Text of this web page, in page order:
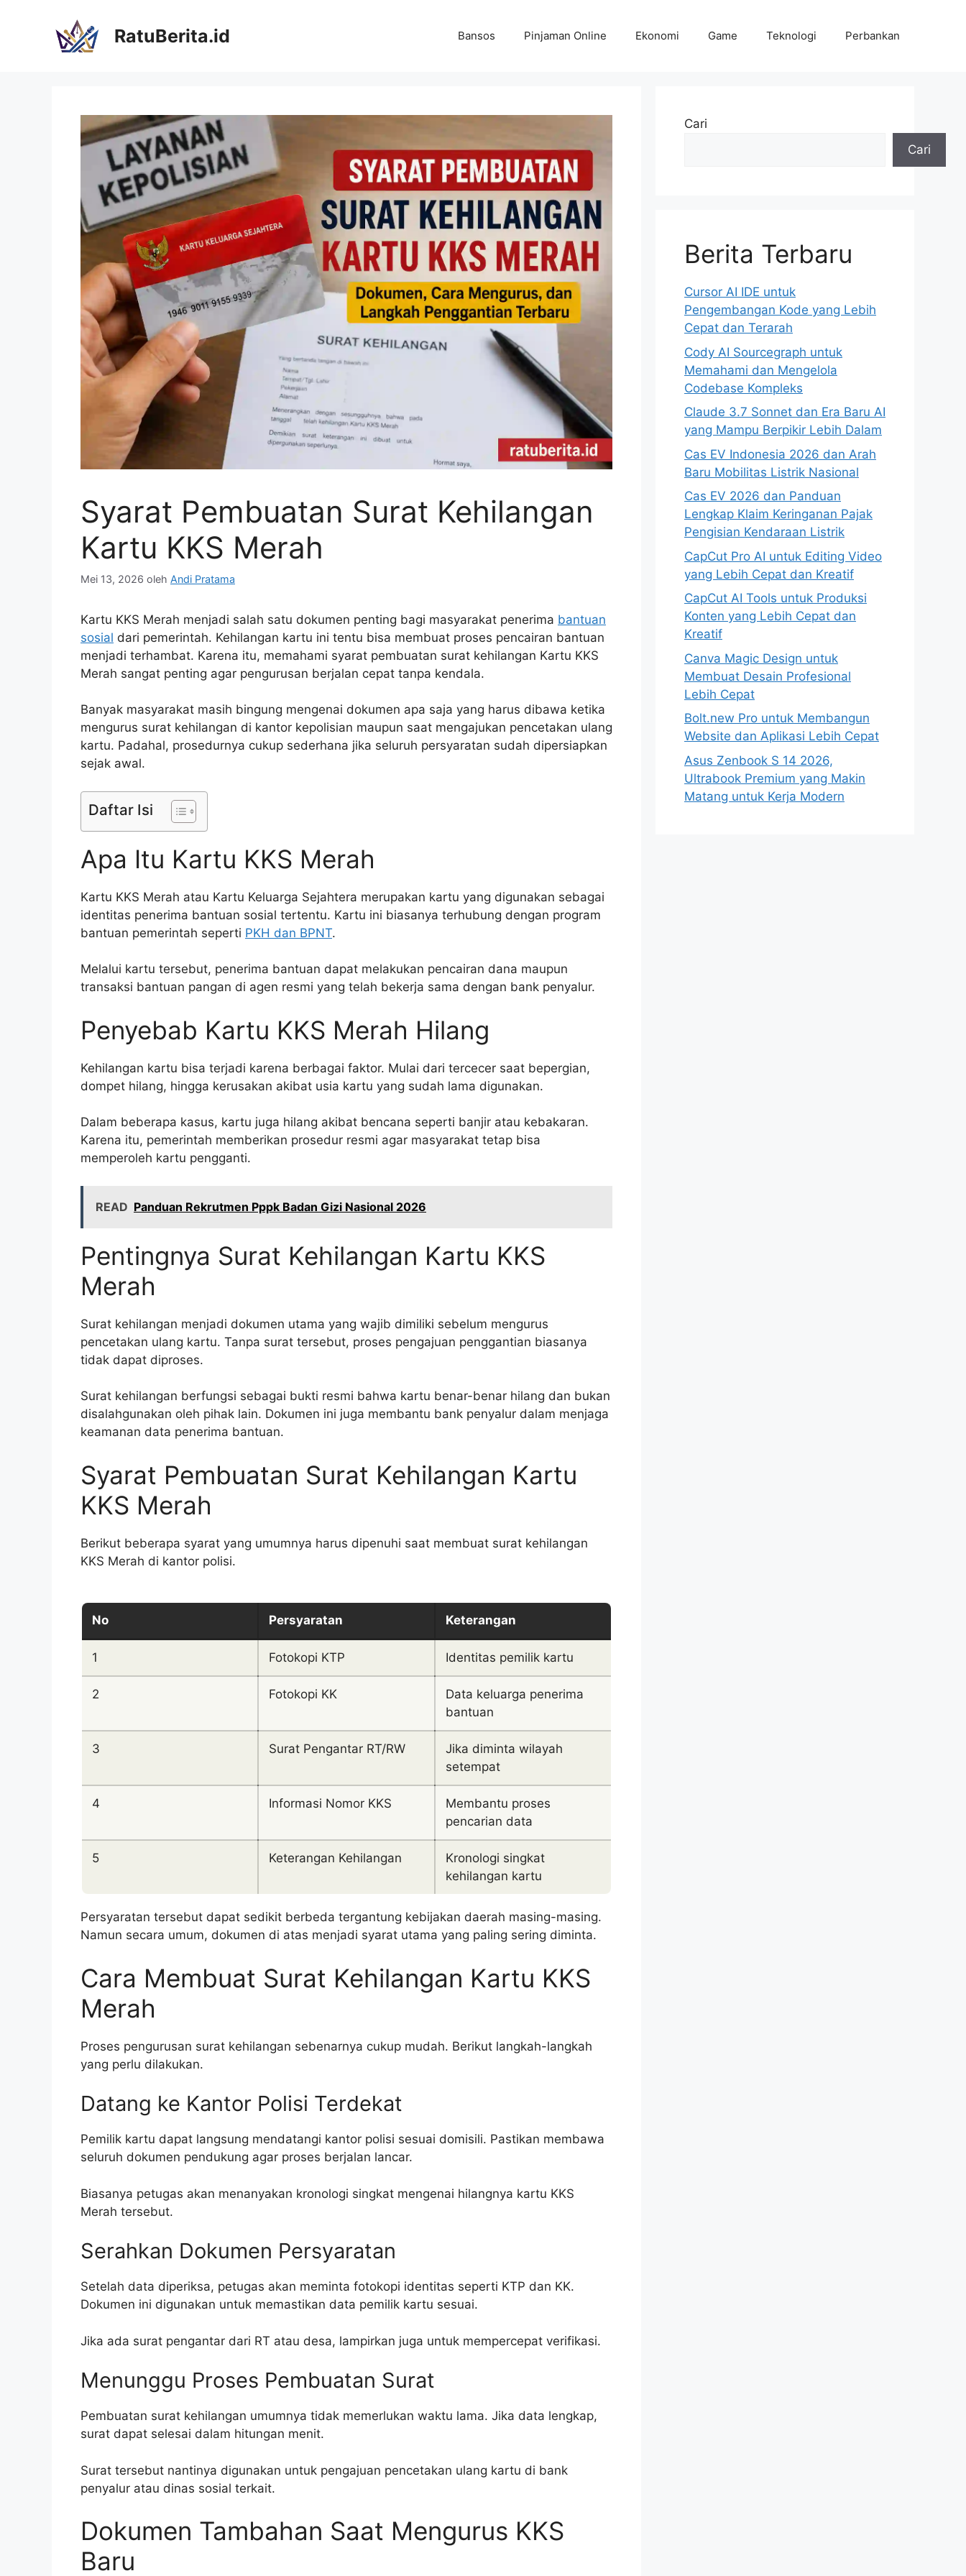
RatuBerita.id Bansos Pinjaman Online Ekonomi Game Teknologi Perbankan
Syarat Pembuatan Surat Kehilangan
Kartu KKS Merah
Mei 13, 2026 oleh Andi Pratama
Kartu KKS Merah menjadi salah satu dokumen penting bagi masyarakat penerima bantuan
sosial dari pemerintah. Kehilangan kartu ini tentu bisa membuat proses pencairan bantuan
menjadi terhambat. Karena itu, memahami syarat pembuatan surat kehilangan Kartu KKS
Merah sangat penting agar pengurusan berjalan cepat tanpa kendala.
Banyak masyarakat masih bingung mengenai dokumen apa saja yang harus dibawa ketika
mengurus surat kehilangan di kantor kepolisian maupun saat mengajukan pencetakan ulang
kartu. Padahal, prosedurnya cukup sederhana jika seluruh persyaratan sudah dipersiapkan
sejak awal.
Daftar Isi
Apa Itu Kartu KKS Merah
Kartu KKS Merah atau Kartu Keluarga Sejahtera merupakan kartu yang digunakan sebagai
identitas penerima bantuan sosial tertentu. Kartu ini biasanya terhubung dengan program
bantuan pemerintah seperti PKH dan BPNT.
Melalui kartu tersebut, penerima bantuan dapat melakukan pencairan dana maupun
transaksi bantuan pangan di agen resmi yang telah bekerja sama dengan bank penyalur.
Penyebab Kartu KKS Merah Hilang
Kehilangan kartu bisa terjadi karena berbagai faktor. Mulai dari tercecer saat bepergian,
dompet hilang, hingga kerusakan akibat usia kartu yang sudah lama digunakan.
Dalam beberapa kasus, kartu juga hilang akibat bencana seperti banjir atau kebakaran.
Karena itu, pemerintah memberikan prosedur resmi agar masyarakat tetap bisa
memperoleh kartu pengganti.
READ Panduan Rekrutmen Pppk Badan Gizi Nasional 2026
Pentingnya Surat Kehilangan Kartu KKS
Merah
Surat kehilangan menjadi dokumen utama yang wajib dimiliki sebelum mengurus
pencetakan ulang kartu. Tanpa surat tersebut, proses pengajuan penggantian biasanya
tidak dapat diproses.
Surat kehilangan berfungsi sebagai bukti resmi bahwa kartu benar-benar hilang dan bukan
disalahgunakan oleh pihak lain. Dokumen ini juga membantu bank penyalur dalam menjaga
keamanan data penerima bantuan.
Syarat Pembuatan Surat Kehilangan Kartu
KKS Merah
Berikut beberapa syarat yang umumnya harus dipenuhi saat membuat surat kehilangan
KKS Merah di kantor polisi.
No Persyaratan Keterangan
1 Fotokopi KTP Identitas pemilik kartu
2 Fotokopi KK
Data keluarga penerima
bantuan
3 Surat Pengantar RT/RW
Jika diminta wilayah
setempat
4 Informasi Nomor KKS
Membantu proses
pencarian data
5 Keterangan Kehilangan
Kronologi singkat
kehilangan kartu
Persyaratan tersebut dapat sedikit berbeda tergantung kebijakan daerah masing-masing.
Namun secara umum, dokumen di atas menjadi syarat utama yang paling sering diminta.
Cara Membuat Surat Kehilangan Kartu KKS
Merah
Proses pengurusan surat kehilangan sebenarnya cukup mudah. Berikut langkah-langkah
yang perlu dilakukan.
Datang ke Kantor Polisi Terdekat
Pemilik kartu dapat langsung mendatangi kantor polisi sesuai domisili. Pastikan membawa
seluruh dokumen pendukung agar proses berjalan lancar.
Biasanya petugas akan menanyakan kronologi singkat mengenai hilangnya kartu KKS
Merah tersebut.
Serahkan Dokumen Persyaratan
Setelah data diperiksa, petugas akan meminta fotokopi identitas seperti KTP dan KK.
Dokumen ini digunakan untuk memastikan data pemilik kartu sesuai.
Jika ada surat pengantar dari RT atau desa, lampirkan juga untuk mempercepat verifikasi.
Menunggu Proses Pembuatan Surat
Pembuatan surat kehilangan umumnya tidak memerlukan waktu lama. Jika data lengkap,
surat dapat selesai dalam hitungan menit.
Surat tersebut nantinya digunakan untuk pengajuan pencetakan ulang kartu di bank
penyalur atau dinas sosial terkait.
Dokumen Tambahan Saat Mengurus KKS
Baru
Cari
Cari
Berita Terbaru
Cursor AI IDE untuk
Pengembangan Kode yang Lebih
Cepat dan Terarah
Cody AI Sourcegraph untuk
Memahami dan Mengelola
Codebase Kompleks
Claude 3.7 Sonnet dan Era Baru AI
yang Mampu Berpikir Lebih Dalam
Cas EV Indonesia 2026 dan Arah
Baru Mobilitas Listrik Nasional
Cas EV 2026 dan Panduan
Lengkap Klaim Keringanan Pajak
Pengisian Kendaraan Listrik
CapCut Pro AI untuk Editing Video
yang Lebih Cepat dan Kreatif
CapCut AI Tools untuk Produksi
Konten yang Lebih Cepat dan
Kreatif
Canva Magic Design untuk
Membuat Desain Profesional
Lebih Cepat
Bolt.new Pro untuk Membangun
Website dan Aplikasi Lebih Cepat
Asus Zenbook S 14 2026,
Ultrabook Premium yang Makin
Matang untuk Kerja Modern